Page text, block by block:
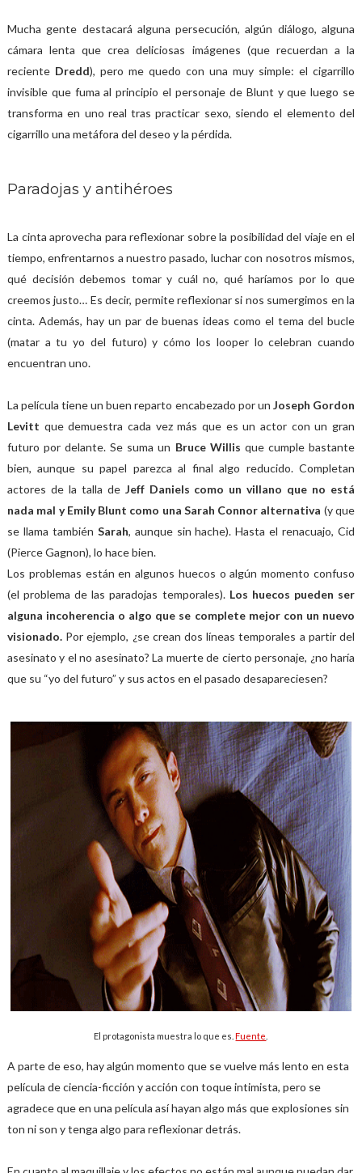
Mucha gente destacará alguna persecución, algún diálogo, alguna
cámara lenta que crea deliciosas imágenes (que recuerdan a la
reciente Dredd), pero me quedo con una muy simple: el cigarrillo
invisible que fuma al principio el personaje de Blunt y que luego se
transforma en uno real tras practicar sexo, siendo el elemento del
cigarrillo una metáfora del deseo y la pérdida.
Paradojas y antihéroes
La cinta aprovecha para reflexionar sobre la posibilidad del viaje en el
tiempo, enfrentarnos a nuestro pasado, luchar con nosotros mismos,
qué decisión debemos tomar y cuál no, qué haríamos por lo que
creemos justo… Es decir, permite reflexionar si nos sumergimos en la
cinta. Además, hay un par de buenas ideas como el tema del bucle
(matar a tu yo del futuro) y cómo los looper lo celebran cuando
encuentran uno.
La película tiene un buen reparto encabezado por un Joseph Gordon
Levitt que demuestra cada vez más que es un actor con un gran
futuro por delante. Se suma un Bruce Willis que cumple bastante
bien, aunque su papel parezca al final algo reducido. Completan
actores de la talla de Jeff Daniels como un villano que no está
nada mal y Emily Blunt como una Sarah Connor alternativa (y que
se llama también Sarah, aunque sin hache). Hasta el renacuajo, Cid
(Pierce Gagnon), lo hace bien.
Los problemas están en algunos huecos o algún momento confuso
(el problema de las paradojas temporales). Los huecos pueden ser
alguna incoherencia o algo que se complete mejor con un nuevo
visionado.Por ejemplo, ¿se crean dos líneas temporales a partir del
asesinato y el no asesinato? La muerte de cierto personaje, ¿no haría
que su “yo del futuro” y sus actos en el pasado desapareciesen?
El protagonista muestra lo que es.Fuente
A parte de eso, hay algún momento que se vuelve más lento en esta
película de ciencia-ficción y acción con toque intimista, pero se
agradece que en una película así hayan algo más que explosiones sin
ton ni son y tenga algo para reflexionar detrás.